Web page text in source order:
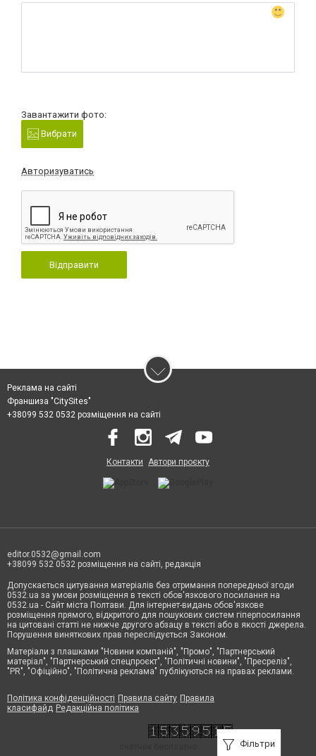
Завантажити фото:
Вибрати
Авторизуватись
Відправити
Фільтри
Реклама на сайті
Франшиза "CitySites"
+38099 532 0532 розміщення на сайті
Контакти Автори проєкту
editor.0532@gmail.com
+38099 532 0532 розміщення на сайті, редакція
Допускається цитування матеріалів без отримання попередньої згоди
0532.ua за умови розміщення в тексті обов'язкового посилання на
0532.ua - Сайт міста Полтави. Для інтернет-видань обов'язкове
розміщення прямого, відкритого для пошукових систем гіперпосилання
на цитовані статті не нижче другого абзацу в тексті або в якості джерела.
Порушення виняткових прав переслідується Законом.
Матеріали з плашками "Новини компаній", "Промо", "Партнерський
матеріал", "Партнерський спецпроєкт", "Політичні новини", "Пресреліз",
"PR", "Офіційно", "Політична реклама" публікуються на правах реклами.
Політика конфіденційності Правила сайту Правила
класифайд Редакційна політика